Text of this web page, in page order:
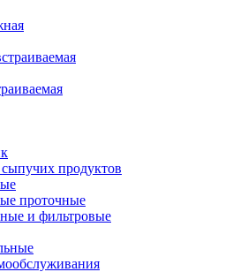
продуктов
проточные
и фильтровые